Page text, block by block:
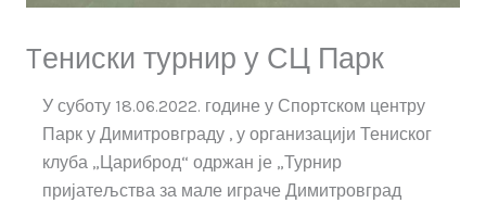
Tениски турнир у СЦ Парк
У суботу 18.06.2022. године у Спортском центру
Парк у Димитровграду , у организацији Тениског
клуба „Цариброд“ одржан је „Турнир
пријатељства за мале играче Димитровград